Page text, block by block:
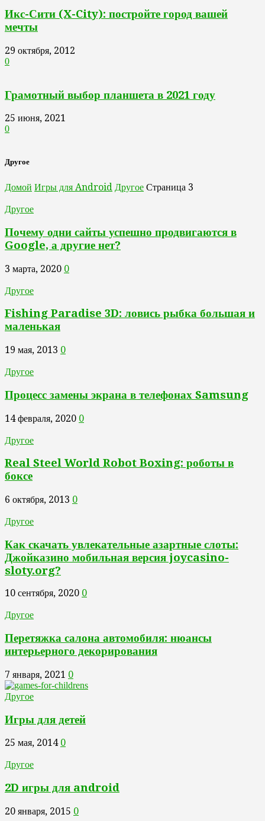
Икс-Сити (X-City): постройте город вашей
мечты
29 октября, 2012
0
Грамотный выбор планшета в 2021 году
25 июня, 2021
0
Другое
Домой Игры для Android Другое Страница 3
Другое
Почему одни сайты успешно продвигаются в
Google, а другие нет?
3 марта, 2020 0
Другое
Fishing Paradise 3D: ловись рыбка большая и
маленькая
19 мая, 2013 0
Другое
Процесс замены экрана в телефонах Samsung
14 февраля, 2020 0
Другое
Real Steel World Robot Boxing: роботы в
боксе
6 октября, 2013 0
Другое
Как скачать увлекательные азартные слоты:
Джойказино мобильная версия joycasino-
sloty.org?
10 сентября, 2020 0
Другое
Перетяжка салона автомобиля: нюансы
интерьерного декорирования
7 января, 2021 0
Другое
Игры для детей
25 мая, 2014 0
Другое
2D игры для android
20 января, 2015 0